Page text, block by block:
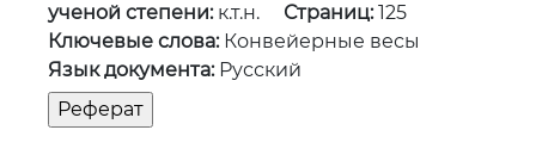
ученой степени:к.т.н. Страниц:125
Ключевые слова:Конвейерные весы
Язык документа:Русский